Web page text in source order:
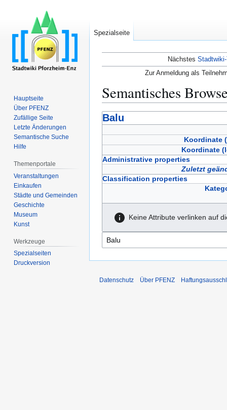
Nächstes
Zur Anmeldung als
Semantisches
Zur
Navigation
Zur
Suche
Balu
Koordinate
Koordinate
Administrative properties
Zuletzt
Classification properties
Keine Attribute verlinken auf
Spezialseite
Hauptseite
Über PFENZ
Zufällige Seite
Letzte Änderungen
Semantische Suche
Hilfe
Themenportale
Veranstaltungen
Einkaufen
Städte und Gemeinden
Geschichte
Museum
Kunst
Werkzeuge
Spezialseiten
Druckversion
Datenschutz Über PFENZ